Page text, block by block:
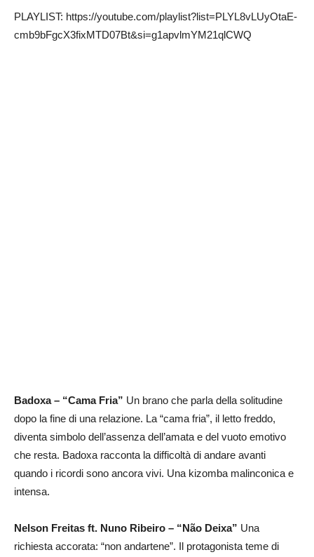
PLAYLIST: https://youtube.com/playlist?list=PLYL8vLUyOtaE-
cmb9bFgcX3fixMTD07Bt&si=g1apvlmYM21qlCWQ
Badoxa – “Cama Fria” Un brano che parla della solitudine
dopo la fine di una relazione. La “cama fria”, il letto freddo,
diventa simbolo dell’assenza dell’amata e del vuoto emotivo
che resta. Badoxa racconta la difficoltà di andare avanti
quando i ricordi sono ancora vivi. Una kizomba malinconica e
intensa.
Nelson Freitas ft. Nuno Ribeiro – “Não Deixa” Una
richiesta accorata: “non andartene”. Il protagonista teme di